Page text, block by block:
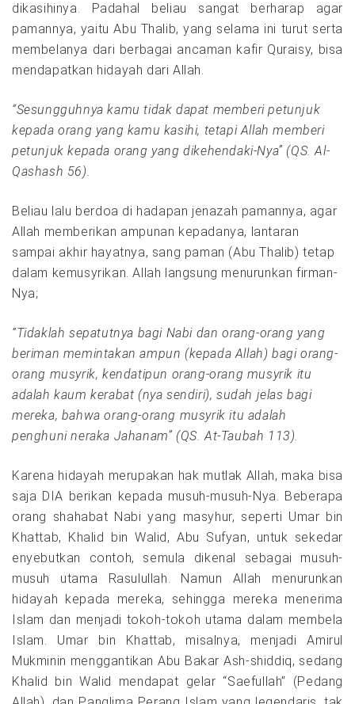
dikasihinya. Padahal beliau sangat berharap agar
pamannya, yaitu Abu Thalib, yang selama ini turut serta
membelanya dari berbagai ancaman kafir Quraisy, bisa
mendapatkan hidayah dari Allah.
“Sesungguhnya kamu tidak dapat memberi petunjuk
kepada orang yang kamu kasihi, tetapi Allah memberi
petunjuk kepada orang yang dikehendaki-Nya” (QS. Al-
Qashash 56).
Beliau lalu berdoa di hadapan jenazah pamannya, agar
Allah memberikan ampunan kepadanya, lantaran
sampai akhir hayatnya, sang paman (Abu Thalib) tetap
dalam kemusyrikan. Allah langsung menurunkan firman-
Nya;
“Tidaklah sepatutnya bagi Nabi dan orang-orang yang
beriman memintakan ampun (kepada Allah) bagi orang-
orang musyrik, kendatipun orang-orang musyrik itu
adalah kaum kerabat (nya sendiri), sudah jelas bagi
mereka, bahwa orang-orang musyrik itu adalah
penghuni neraka Jahanam” (QS. At-Taubah 113).
Karena hidayah merupakan hak mutlak Allah, maka bisa
saja DIA berikan kepada musuh-musuh-Nya. Beberapa
orang shahabat Nabi yang masyhur, seperti Umar bin
Khattab, Khalid bin Walid, Abu Sufyan, untuk sekedar
enyebutkan contoh, semula dikenal sebagai musuh-
musuh utama Rasulullah. Namun Allah menurunkan
hidayah kepada mereka, sehingga mereka menerima
Islam dan menjadi tokoh-tokoh utama dalam membela
Islam. Umar bin Khattab, misalnya, menjadi Amirul
Mukminin menggantikan Abu Bakar Ash-shiddiq, sedang
Khalid bin Walid mendapat gelar “Saefullah” (Pedang